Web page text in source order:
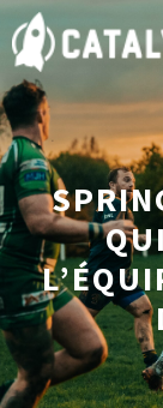
Aller
au
contenu